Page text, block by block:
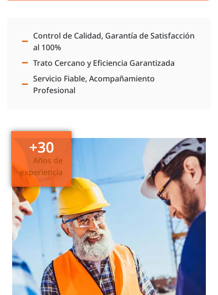
Control de Calidad, Garantía de Satisfacción
al 100%
Trato Cercano y Eficiencia Garantizada
Servicio Fiable, Acompañamiento
Profesional
+30
Años de
experiencia